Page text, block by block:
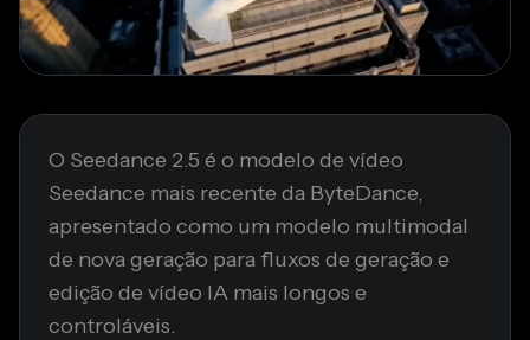
O Seedance 2.5 é o modelo de vídeo
Seedance mais recente da ByteDance,
apresentado como um modelo multimodal
de nova geração para fluxos de geração e
edição de vídeo IA mais longos e
controláveis.